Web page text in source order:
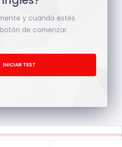
y cuando estés
de comenzar.
INICIAR TEST